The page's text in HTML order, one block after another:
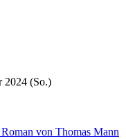
2024 (So.)
von Thomas Mann